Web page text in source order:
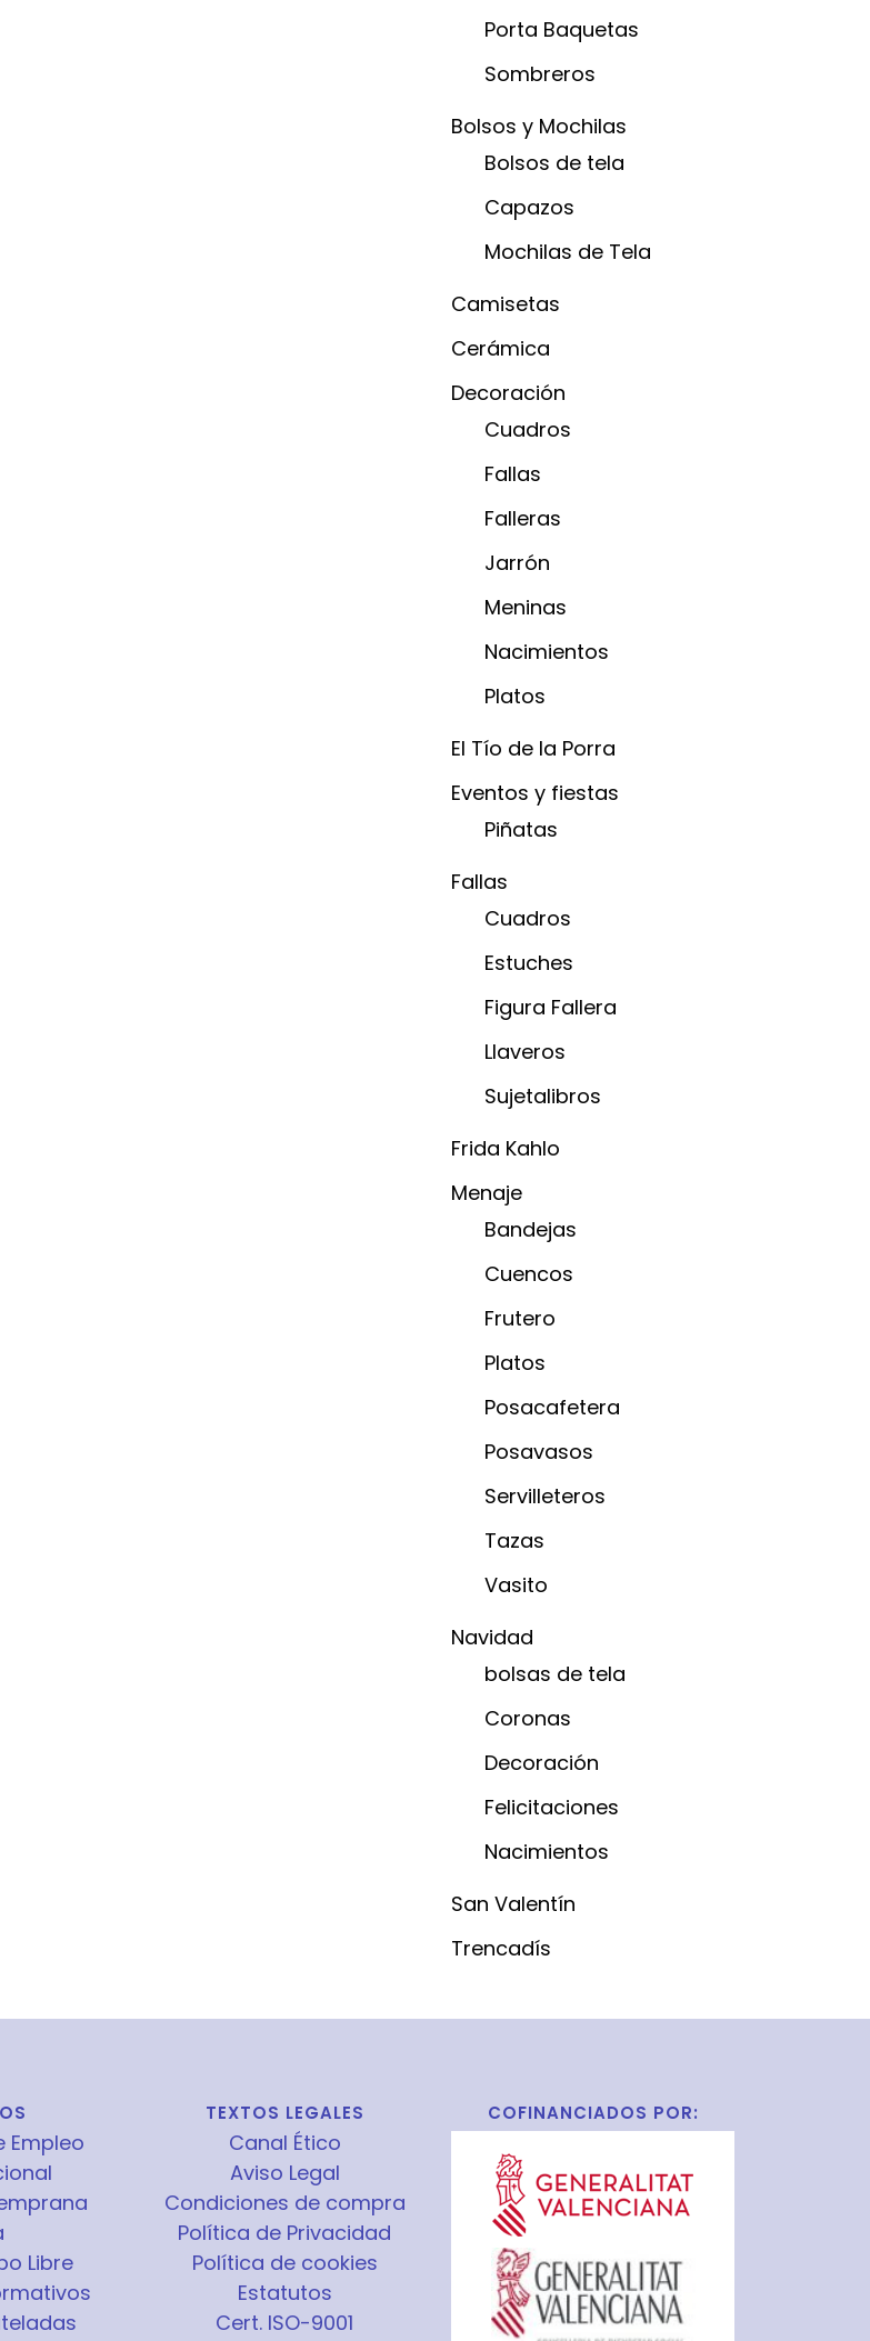
Porta Baquetas
Sombreros
Bolsos y Mochilas
Bolsos de tela
Capazos
Mochilas de Tela
Camisetas
Cerámica
Decoración
Cuadros
Fallas
Falleras
Jarrón
Meninas
Nacimientos
Platos
El Tío de la Porra
Eventos y fiestas
Piñatas
Fallas
Cuadros
Estuches
Figura Fallera
Llaveros
Sujetalibros
Frida Kahlo
Menaje
Bandejas
Cuencos
Frutero
Platos
Posacafetera
Posavasos
Servilleteros
Tazas
Vasito
Navidad
bolsas de tela
Coronas
Decoración
Felicitaciones
Nacimientos
San Valentín
Trencadís
Empleo
Libre
TEXTOS LEGALES
Canal Ético
Aviso Legal
Condiciones de compra
Política de Privacidad
Política de cookies
Estatutos
Cert. ISO-9001
COFINANCIADOS POR: